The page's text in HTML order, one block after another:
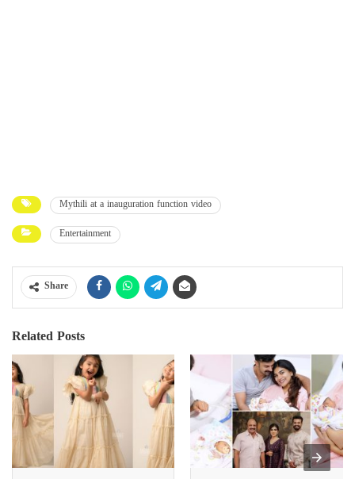
Mythili at a inauguration function video
Entertainment
Share
Related Posts